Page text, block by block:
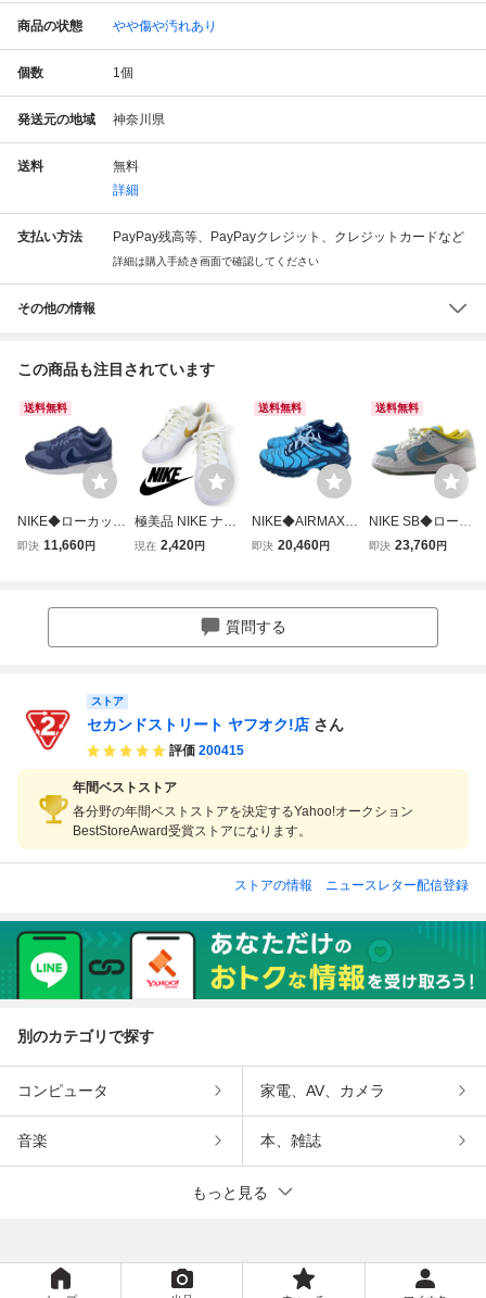
商品の状態 やや傷や汚れあり
個数 1個
発送元の地域 神奈川県
送料
無料
詳細
支払い方法 PayPay残高等、PayPayクレジット、クレジットカードなど
詳細は購入手続き画面で確認してください
その他の情報
この商品も注目されています
送料無料
NIKE◆ローカット
スニーカー/27cm/
即決 11,660円
極美品 NIKE ナイ
キ AO2810-109 C
ニーカー 白 ホワ
イト US10 27cm
現在 2,420円
送料無料
NIKE◆AIRMAX P
LUS Aqua&Black
0//
即決 20,460円
送料無料
NIKE SB◆ローカ
ットスニーカー/2
即決 23,760円
質問する
ストア
セカンドストリート ヤフオク!店 さん
評価 200415
年間ベストストア
各分野の年間ベストストアを決定するYahoo!オークション
BestStoreAward受賞ストアになります。
ストアの情報 ニュースレター配信登録
別のカテゴリで探す
コンピュータ 家電、AV、カメラ
音楽 本、雑誌
もっと見る